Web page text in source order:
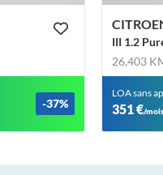
-37%
III 1.2
26,403
LOA sans
351 €/mois